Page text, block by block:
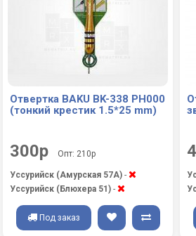
Отвертка BAKU BK-338 PH000
(тонкий крестик 1.5*25 mm)
300р Опт: 210р
Уссурийск (Амурская 57А) -
Уссурийск (Блюхера 51) -
Под заказ